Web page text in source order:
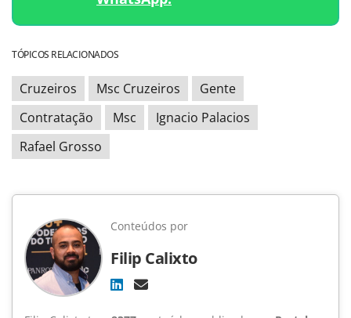
TÓPICOS RELACIONADOS
Cruzeiros Msc Cruzeiros
Gente
Contratação
Msc
Ignacio Palacios
Rafael Grosso
Conteúdos por
Filip Calixto